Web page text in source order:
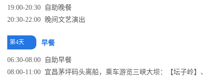
19:00-20:30 自助晚餐
20:30-22:00 晚间文艺演出
第4天 早餐
06:30-08:00 自助早餐
08:00-11:00 宜昌茅坪码头离船，乘车游览三峡大坝：【坛子岭】、